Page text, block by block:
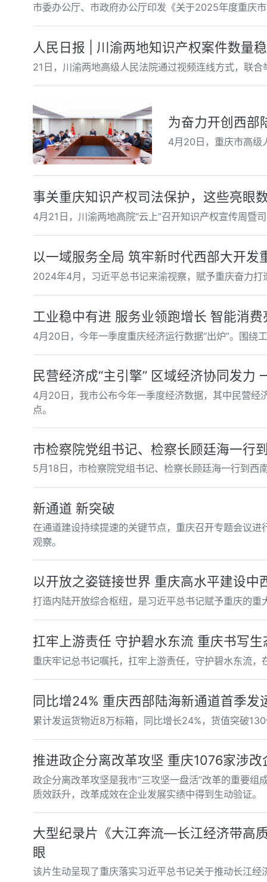
市委办公厅、市政府办公厅印发《关于2025年度重庆
人民日报 | 川渝两地知识产权案件数量
21日，川渝两地高级人民法院通过视频连线方式，联
为奋力开创西部
4月20日，重庆市高级
事关重庆知识产权司法保护，这些亮眼
4月21日，川渝两地高院“云上”召开知识产权宣传周暨
以一域服务全局 筑牢新时代西部大开发
2024年4月，习近平总书记来渝视察，赋予重庆奋力
工业稳中有进 服务业领跑增长 智能消
4月20日，今年一季度重庆经济运行数据“出炉”。围绕
民营经济成“主引擎” 区域经济协同发力
4月20日，我市公布今年一季度经济数据，其中民营经
点。
市检察院党组书记、检察长顾廷海一行
5月18日，市检察院党组书记、检察长顾廷海一行到西
新通道 新突破
在通道建设持续提速的关键节点，重庆召开专题会议
观察。
以开放之姿链接世界 重庆高水平建设中
打造内陆开放综合枢纽，是习近平总书记赋予重庆的重
扛牢上游责任 守护碧水东流 重庆书写
重庆牢记总书记嘱托，扛牢上游责任，守护碧水东流
同比增24% 重庆西部陆海新通道首季发
累计发运货物近8万标箱，同比增长24%，货值突破
推进政企分离改革攻坚 重庆1076家涉改
政企分离改革攻坚是我市“三攻坚一盘活”改革的重要
质效跃升，改革成效在企业发展实绩中得到生动验证。
大型纪录片《大江奔流—长江经济带高
眼
该片生动呈现了重庆落实习近平总书记关于推动长江